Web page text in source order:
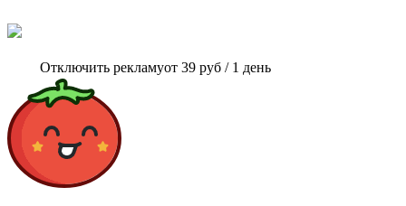
Отключить рекламуот 39 руб / 1 день